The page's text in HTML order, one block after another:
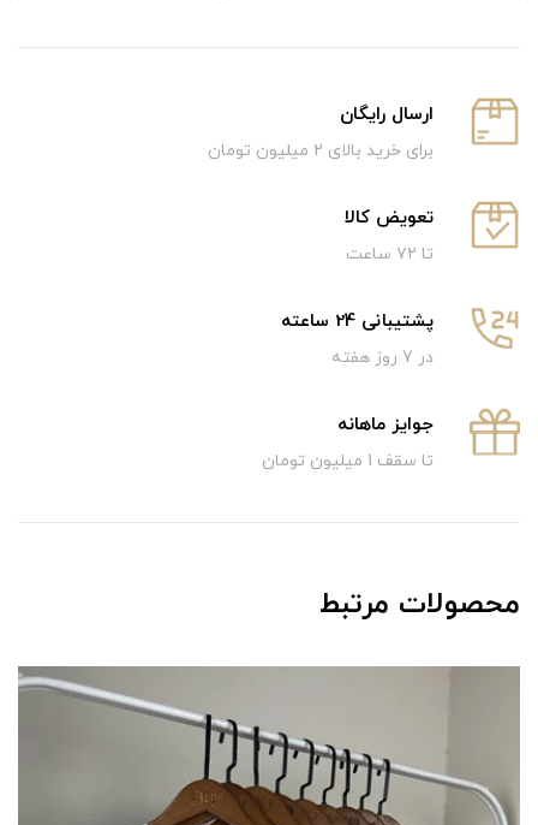
ارسال رایگان
برای خرید بالای ۲ میلیون تومان
تعویض کالا
تا ۷۲ ساعت
پشتیبانی 24 ساعته
در 7 روز هفته
جوایز ماهانه
تا سقف 1 میلیون تومان
محصولات مرتبط